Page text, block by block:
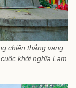
chiến thắng vang
khởi nghĩa Lam